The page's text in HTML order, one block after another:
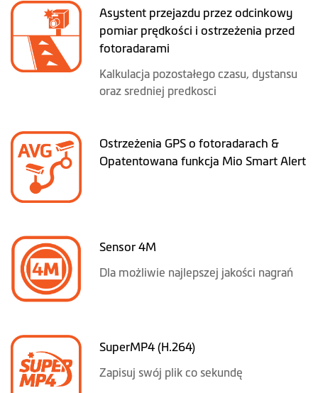
Asystent przejazdu przez odcinkowy
pomiar prędkości i ostrzeżenia przed
fotoradarami
Kalkulacja pozostałego czasu, dystansu
oraz sredniej predkosci
Ostrzeżenia GPS o fotoradarach &
Opatentowana funkcja Mio Smart Alert
Sensor 4M
Dla możliwie najlepszej jakości nagrań
SuperMP4 (H.264)
Zapisuj swój plik co sekundę